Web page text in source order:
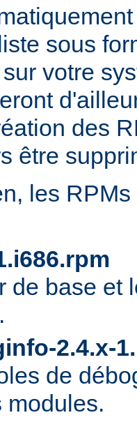
sous
votre
des
être
les
de base et
2.4.x-
de
modules.